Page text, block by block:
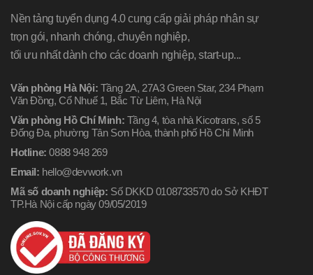
Nền tảng tuyển dụng 4.0 cung cấp giải pháp nhân sự
trọn gói, nhanh chóng, chuyên nghiệp,
tối ưu nhất dành cho các doanh nghiệp, start-up...
Văn phòng Hà Nội: Tầng 2A, 27A3 Green Star, 234 Phạm
Văn Đồng, Cổ Nhuế 1, Bắc Từ Liêm, Hà Nội
Văn phòng Hồ Chí Minh: Tầng 4, tòa nhà Kicotrans, số 5
Đống Đa, phường Tân Sơn Hòa, thành phố Hồ Chí Minh
Hotline: 0888 948 269
Email: hello@devwork.vn
Mã số doanh nghiệp: Số DKKD 0108733570 do Sở KHĐT
TP.Hà Nội cấp ngày 09/05/2019